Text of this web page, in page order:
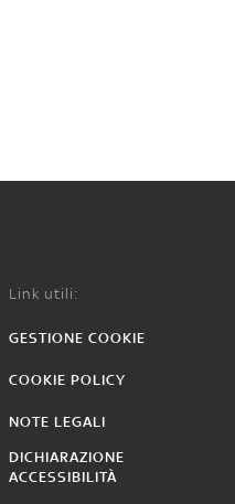
Link utili:
GESTIONE COOKIE
COOKIE POLICY
NOTE LEGALI
DICHIARAZIONE
ACCESSIBILITÀ